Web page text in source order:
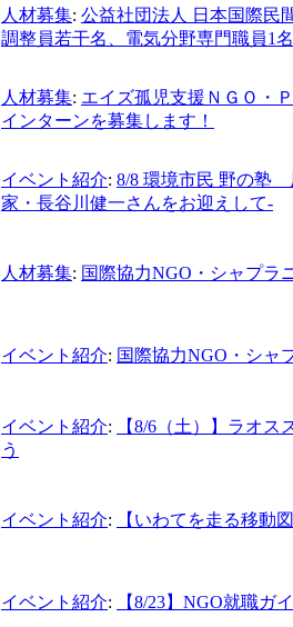
人材募集: 公益社団法人 日本国際民
調整員若干名、電気分野専門職員1
人材募集: エイズ孤児支援ＮＧＯ・
インターンを募集します！
イベント紹介: 8/8 環境市民 野の塾
家・長谷川健一さんをお迎えして‐
人材募集: 国際協力NGO・シャプラ
イベント紹介: 国際協力NGO・シャ
イベント紹介:
【8/6（土）】ラオ
う
イベント紹介: 【いわてを走る移動
イベント紹介: 【8/23】NGO就職ガ